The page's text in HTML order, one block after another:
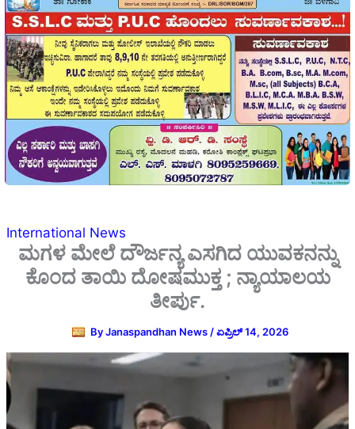
International News
ಮಗಳ ಮೇಲೆ ದೌರ್ಜನ್ಯ ಎಸಗಿದ ಯುವಕನನ್ನು
ಕೊಂದ ತಾಯಿ ದೋಷಮುಕ್ತ ; ನ್ಯಾಯಾಲಯ
ತೀರ್ಪು.
ByJanaspandhan News /ಏಪ್ರಿಲ್ 14, 2026